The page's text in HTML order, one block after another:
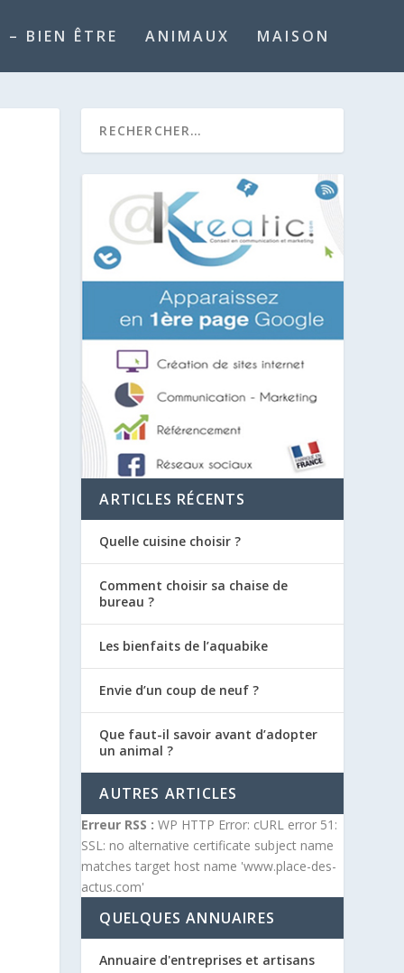
– BIEN ÊTRE ANIMAUX MAISON
ARTICLES RÉCENTS
Quelle cuisine choisir ?
Comment choisir sa chaise de
bureau ?
Les bienfaits de l’aquabike
Envie d’un coup de neuf ?
Que faut-il savoir avant d’adopter
un animal ?
AUTRES ARTICLES
Erreur RSS : WP HTTP Error: cURL error 51:
SSL: no alternative certificate subject name
matches target host name 'www.place-des-
actus.com'
QUELQUES ANNUAIRES
Annuaire d'entreprises et artisans